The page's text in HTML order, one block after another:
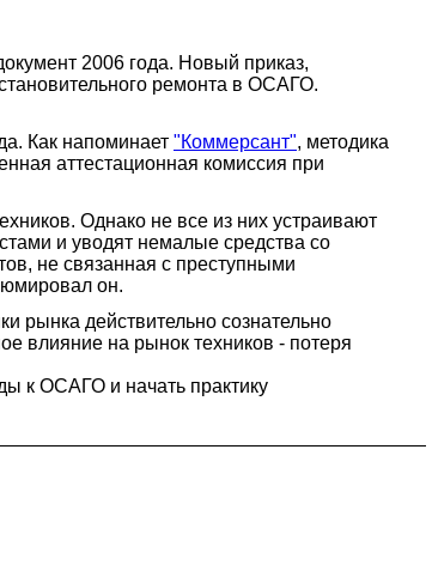
2006 года. Новый приказ,
ремонта в ОСАГО.
Как напоминает "Коммерсант", методика
аттестационная комиссия при
Однако не все из них устраивают
и уводят немалые средства со
не связанная с преступными
он.
рынка действительно сознательно
влияние на рынок техников - потеря
к ОСАГО и начать практику